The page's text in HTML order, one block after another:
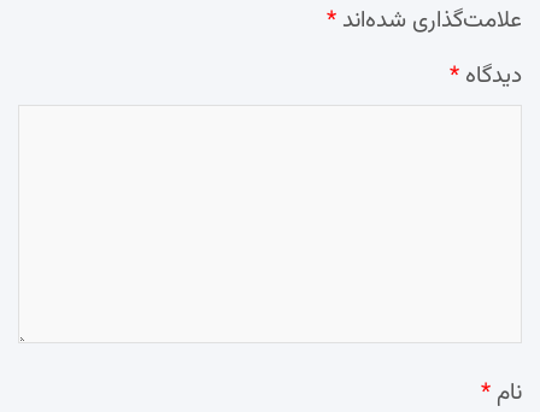
علامت‌گذاری شده‌اند *
دیدگاه *
نام *